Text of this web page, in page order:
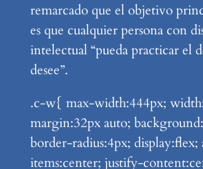
remarcado que el objetivo
es que cualquier persona con
intelectual “pueda practicar el
desee”.
.c-w{ max-width:444px;
margin:32px auto;
border-radius:4px;
items:center; justify-